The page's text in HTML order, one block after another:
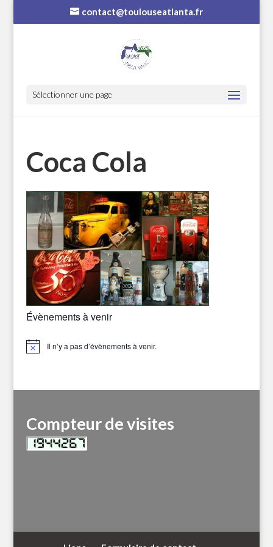
contact@toulouseatlanta.fr
Sélectionner une page
Coca Cola
Évènements à venir
Notice Il n’y a pas d’évènements à venir.
Compteur de visites